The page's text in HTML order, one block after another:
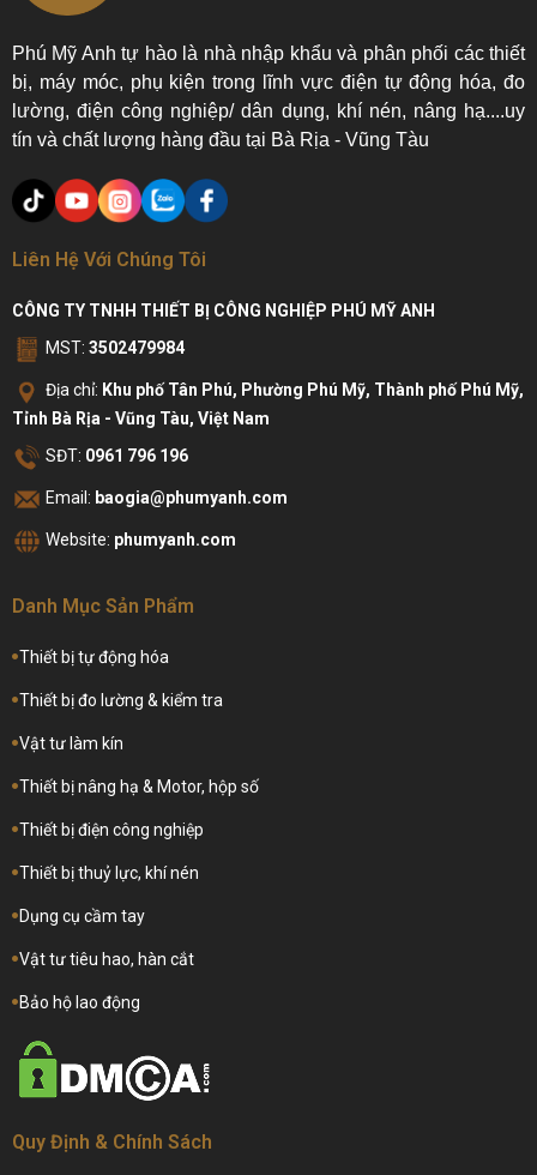
Phú Mỹ Anh tự hào là nhà nhập khẩu và phân phối các thiết
bị, máy móc, phụ kiện trong lĩnh vực điện tự động hóa, đo
lường, điện công nghiệp/ dân dụng, khí nén, nâng hạ....uy
tín và chất lượng hàng đầu tại Bà Rịa - Vũng Tàu
Liên Hệ Với Chúng Tôi
CÔNG TY TNHH THIẾT BỊ CÔNG NGHIỆP PHÚ MỸ ANH
MST: 3502479984
Địa chỉ: Khu phố Tân Phú, Phường Phú Mỹ, Thành phố Phú Mỹ,
Tỉnh Bà Rịa - Vũng Tàu, Việt Nam
SĐT: 0961 796 196
Email: baogia@phumyanh.com
Website: phumyanh.com
Danh Mục Sản Phẩm
Thiết bị tự động hóa
Thiết bị đo lường & kiểm tra
Vật tư làm kín
Thiết bị nâng hạ & Motor, hộp số
Thiết bị điện công nghiệp
Thiết bị thuỷ lực, khí nén
Dụng cụ cầm tay
Vật tư tiêu hao, hàn cắt
Bảo hộ lao động
Quy Định & Chính Sách